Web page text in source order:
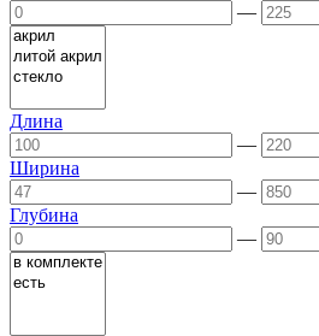
—
Длина
—
Ширина
—
Глубина
—